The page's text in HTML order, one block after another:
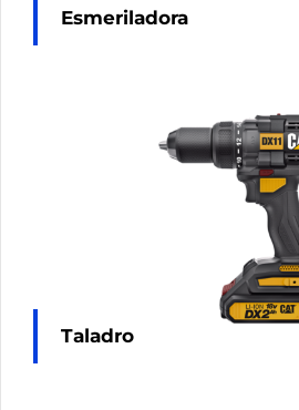
Esmeriladora
Taladro